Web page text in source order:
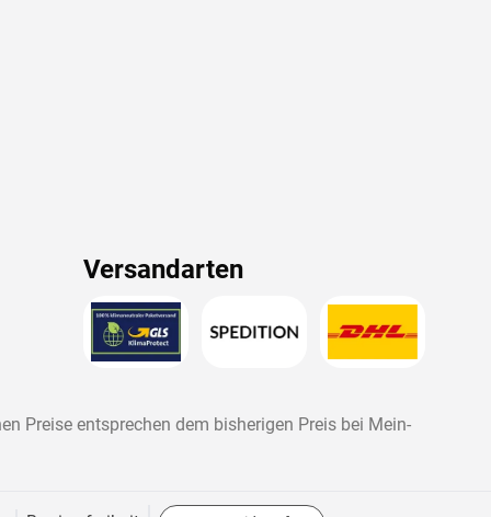
Versandarten
Preise entsprechen dem bisherigen Preis bei Mein-